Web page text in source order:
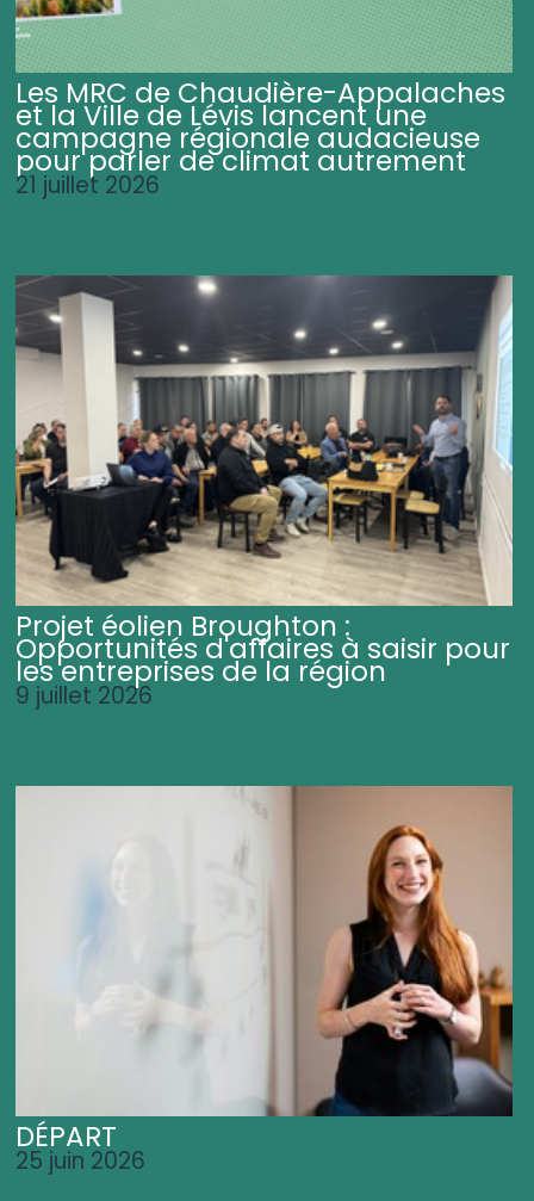
Les MRC de Chaudière-Appalaches
et la Ville de Lévis lancent une
campagne régionale audacieuse
pour parler de climat autrement
21 juillet 2026
Projet éolien Broughton :
Opportunités d'affaires à saisir pour
les entreprises de la région
9 juillet 2026
DÉPART
25 juin 2026